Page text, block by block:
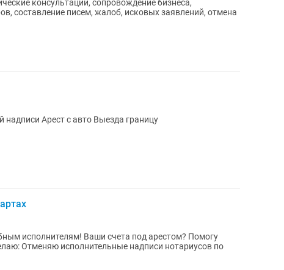
консультации, сопровождение бизнеса,
составление писем, жалоб, исковых заявлений, отмена
Сниму арест Отмена исполнительной надписи Арест с авто Выезда границу
счета под арестом? Помогу
Отменяю исполнительные надписи нотариусов по